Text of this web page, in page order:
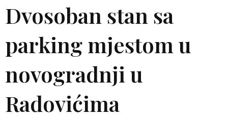
Dvosoban stan sa
parking mjestom u
novogradnji u
Radovićima